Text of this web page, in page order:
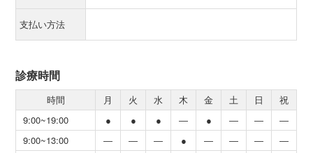
支払い方法
診療時間
時間 月 火 水 木 金 土 日
祝
9:00~19:00
● ● ● ― ● ― ―
―
9:00~13:00
― ― ― ● ― ― ―
―